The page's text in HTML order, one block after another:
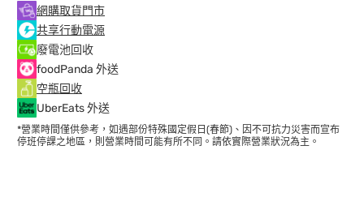
網購取貨門市
共享行動電源
廢電池回收
foodPanda 外送
空瓶回收
UberEats 外送
*營業時間僅供參考，如遇部份特殊國定假日(春節)、因不可抗力災害而宣布
停班停課之地區，則營業時間可能有所不同。請依實際營業狀況為主。